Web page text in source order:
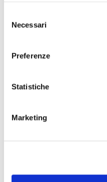
delNecessari
Preferenze
Statistiche
Marketing
RISARCIMENTO DANNI
SANITARI – Gestione
IL PAGAMENTO DEL
SENZA CAUSA: LA
DELLA